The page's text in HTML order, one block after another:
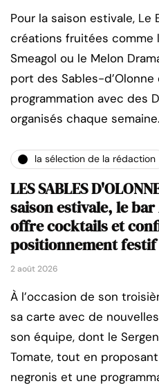
Pour la saison estivale, Le
créations fruitées comme
Smeagol ou le Melon
port des Sables-
programmation avec des
organisés chaque semaine.
la sélection de la rédaction
LES SABLES
saison estivale, le
offre cocktails et
positionnement festif
2 août 2026
À l’occasion de son
sa carte avec de
son équipe, dont le
Tomate, tout en
negronis et une